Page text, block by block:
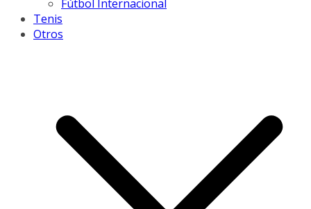
Fútbol Internacional
Tenis
Otros